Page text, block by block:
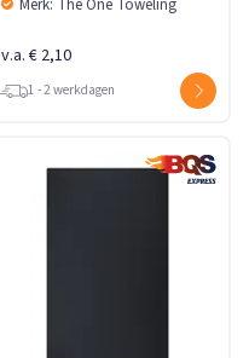
Merk: The One Toweling
v.a. € 2,10
1 - 2 werkdagen